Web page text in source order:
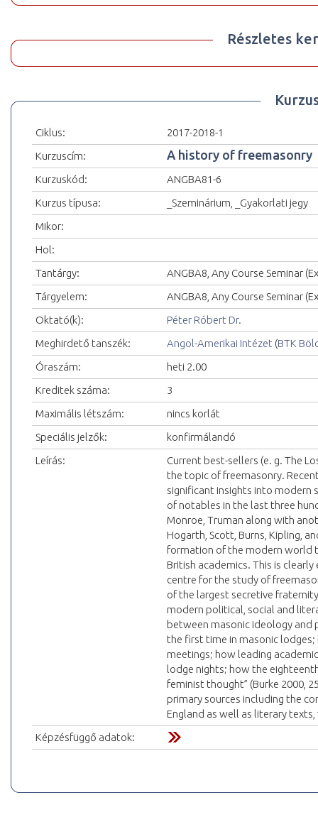
Részletes
Ciklus:
2017-2018-1
Kurzuscím:
A history of freemasonry
Kurzuskód:
ANGBA81-6
Kurzus típusa:
_Szeminárium, _Gyakorlati jegy
Mikor:
Hol:
Tantárgy:
ANGBA8, Any Course Seminar
Tárgyelem:
ANGBA8, Any Course Seminar
Oktató(k):
Péter Róbert Dr.
Meghirdető tanszék:
Angol-Amerikai Intézet (BTK
Óraszám:
heti 2.00
Kreditek száma:
3
Maximális létszám:
nincs korlát
Speciális jelzők:
konfirmálandó
Leírás:
Current best-sellers (e. g. The
the topic of freemasonry.
significant insights into modern
of notables in the last three
Monroe, Truman along with
Hogarth, Scott, Burns, Kipling,
formation of the modern world
British academics. This is
centre for the study of
of the largest secretive
modern political, social and
between masonic ideology
the first time in masonic
meetings; how leading
lodge nights; how the
feminist thought” (Burke 2000,
primary sources including the
England as well as literary
Képzésfüggő adatok: